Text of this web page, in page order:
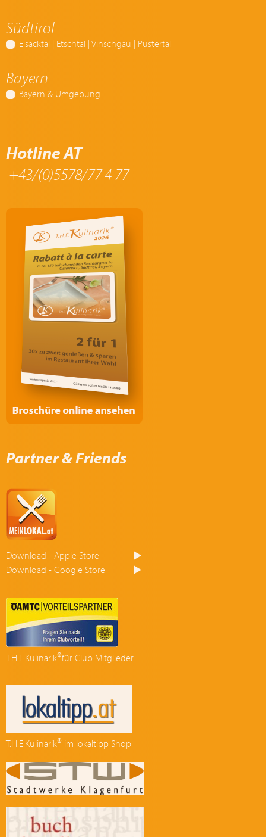
Südtirol
Eisacktal | Etschtal | Vinschgau | Pustertal
Bayern
Bayern & Umgebung
Hotline AT
+43/(0)5578/77 4 77
Partner & Friends
Download - Apple Store
Download - Google Store
T.H.E.Kulinarik®für Club Mitglieder
T.H.E.Kulinarik® im lokaltipp Shop